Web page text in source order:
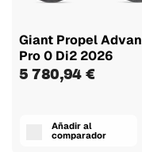
Giant Propel
Pro 0 Di2 2026
5 780,94 €
Añadir al
comparador